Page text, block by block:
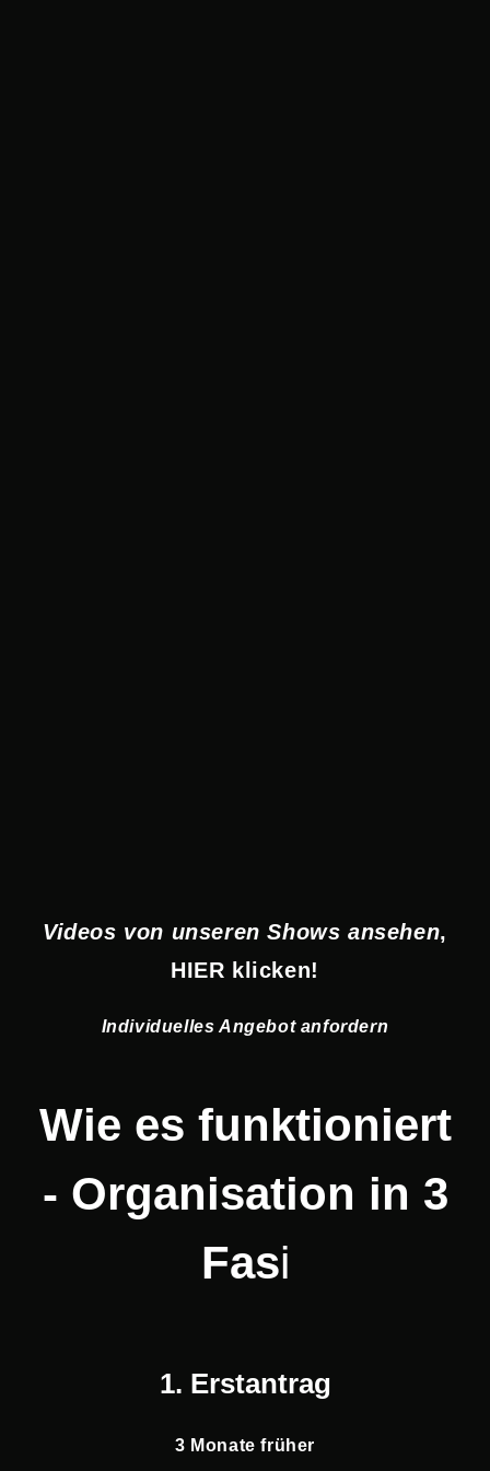
Videos von unseren Shows ansehen,
HIER klicken!
Individuelles Angebot anfordern
Wie es funktioniert
- Organisation in 3
Fasi
1. Erstantrag
3 Monate früher